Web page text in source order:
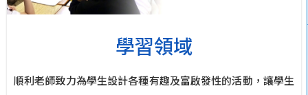
學習領域
順利老師致力為學生設計各種有趣及富啟發性的活動，讓學生